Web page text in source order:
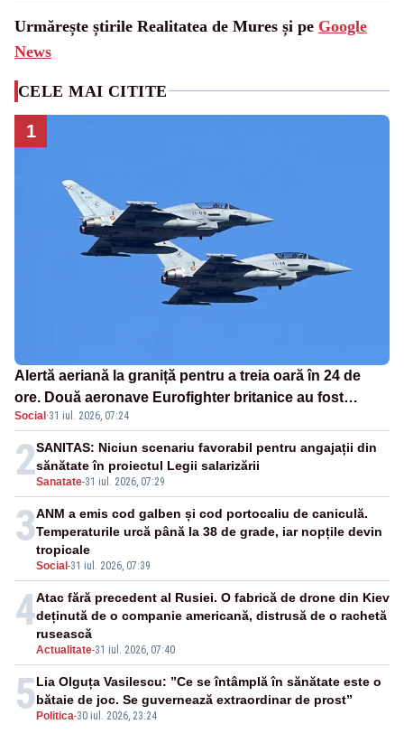
Urmărește știrile Realitatea de Mures și pe Google
News
CELE MAI CITITE
1
Alertă aeriană la graniță pentru a treia oară în 24 de
ore. Două aeronave Eurofighter britanice au fost
ridicate de la sol
Social ·31 iul. 2026, 07:24
2Sanatate-31 iul. 2026, 07:29
SANITAS: Niciun scenariu favorabil pentru angajații din
sănătate în proiectul Legii salarizării
3
Social -31 iul. 2026, 07:39
ANM a emis cod galben și cod portocaliu de caniculă.
Temperaturile urcă până la 38 de grade, iar nopțile devin
tropicale
4
Actualitate-31 iul. 2026, 07:40
Atac fără precedent al Rusiei. O fabrică de drone din Kiev
deținută de o companie americană, distrusă de o rachetă
rusească
5 Politica-30 iul. 2026, 23:24
Lia Olguța Vasilescu: ”Ce se întâmplă în sănătate este o
bătaie de joc. Se guvernează extraordinar de prost”